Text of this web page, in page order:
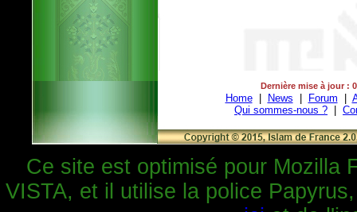
Dernière mise à jour :
Home| News Forum
Qui sommes-nous ?
Ce site est optimisé pour Mozilla
VISTA, et il utilise la police